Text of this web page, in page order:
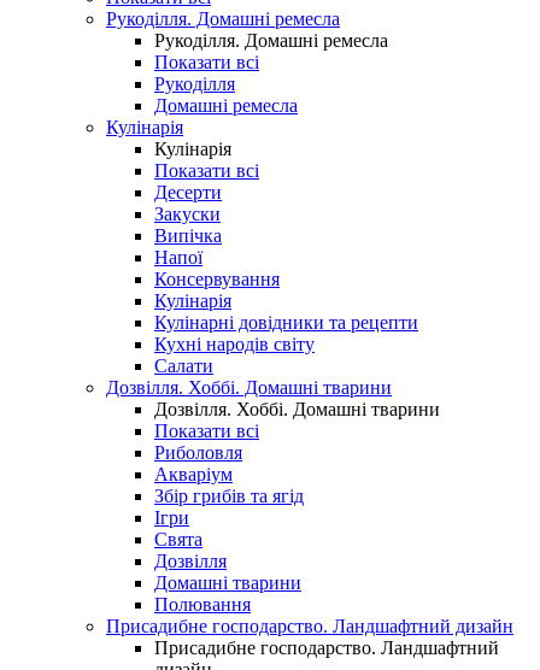
Рукоділля. Домашні ремесла
Рукоділля. Домашні ремесла
Показати всі
Рукоділля
Домашні ремесла
Кулінарія
Кулінарія
Показати всі
Десерти
Закуски
Випічка
Напої
Консервування
Кулінарія
Кулінарні довідники та рецепти
Кухні народів світу
Салати
Дозвілля. Хоббі. Домашні тварини
Дозвілля. Хоббі. Домашні тварини
Показати всі
Риболовля
Акваріум
Збір грибів та ягід
Ігри
Свята
Дозвілля
Домашні тварини
Полювання
Присадибне господарство. Ландшафтний дизайн
Присадибне господарство. Ландшафтний